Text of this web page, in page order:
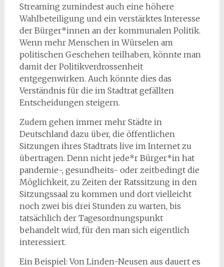
Streaming zumindest auch eine höhere
Wahlbeteiligung und ein verstärktes Interesse
der Bürger*innen an der kommunalen Politik.
Wenn mehr Menschen in Würselen am
politischen Geschehen teilhaben, könnte man
damit der Politikverdrossenheit
entgegenwirken. Auch könnte dies das
Verständnis für die im Stadtrat gefällten
Entscheidungen steigern.
Zudem gehen immer mehr Städte in
Deutschland dazu über, die öffentlichen
Sitzungen ihres Stadtrats live im Internet zu
übertragen. Denn nicht jede*r Bürger*in hat
pandemie-, gesundheits- oder zeitbedingt die
Möglichkeit, zu Zeiten der Ratssitzung in den
Sitzungssaal zu kommen und dort vielleicht
noch zwei bis drei Stunden zu warten, bis
tatsächlich der Tagesordnungspunkt
behandelt wird, für den man sich eigentlich
interessiert.
Ein Beispiel: Von Linden-Neusen aus dauert es